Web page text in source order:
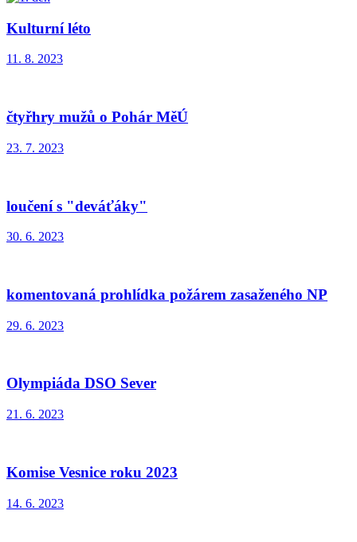
Kulturní léto
11. 8. 2023
čtyřhry mužů o Pohár MěÚ
23. 7. 2023
loučení s "deváťáky"
30. 6. 2023
komentovaná prohlídka požárem zasaženého NP
29. 6. 2023
Olympiáda DSO Sever
21. 6. 2023
Komise Vesnice roku 2023
14. 6. 2023